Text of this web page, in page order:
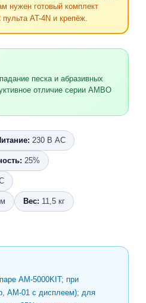
нужен готовый комплект
AT-4N и крепёж.
песка и абразивных
отличие серии AMBO
230 В AC
25%
Вес: 11,5 кг
AM-5000KIT; при
AM-01 с дисплеем); для